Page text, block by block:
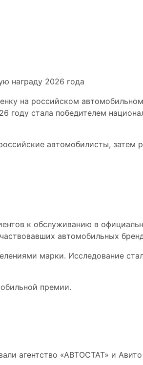
на российском
году стала победителем
автомобилисты, затем
к обслуживанию в
автомобильных
марки. Исследование
премии.
агентство «АВТОСТАТ» и